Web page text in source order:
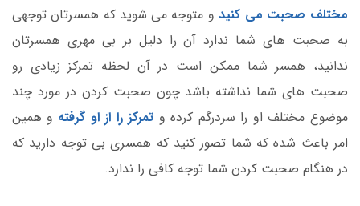
مختلف صحبت می کنید و متوجه می شوید که همسرتان توجهی
به صحبت های شما ندارد آن را دلیل بر بی مهری همسرتان
ندانید، همسر شما ممکن است در آن لحظه تمرکز زیادی رو
صحبت های شما نداشته باشد چون صحبت کردن در مورد چند
موضوع مختلف او را سردرگم کرده و تمرکز را از او گرفته و همین
امر باعث شده که شما تصور کنید که همسری بی توجه دارید که
در هنگام صحبت کردن شما توجه کافی را ندارد.